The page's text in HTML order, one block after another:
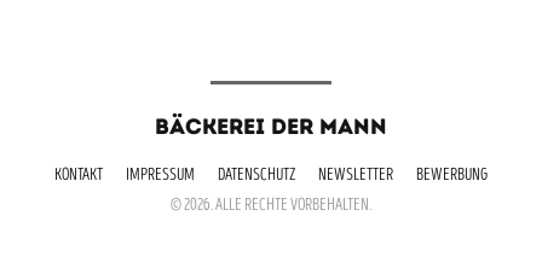
BÄCKEREI DER MANN
KONTAKT IMPRESSUM DATENSCHUTZ NEWSLETTER
BEWERBUNG
© 2026. ALLE RECHTE VORBEHALTEN.